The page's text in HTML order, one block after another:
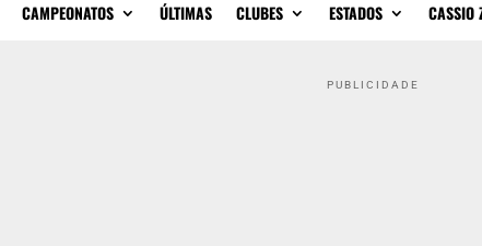
CAMPEONATOS ÚLTIMAS CLUBES ESTADOS CASSIO
PUBLICIDADE